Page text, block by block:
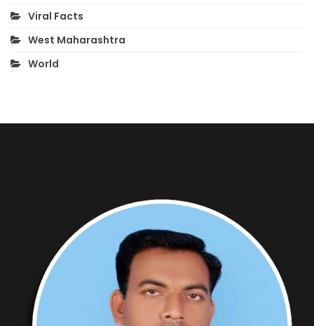
Viral Facts
West Maharashtra
World